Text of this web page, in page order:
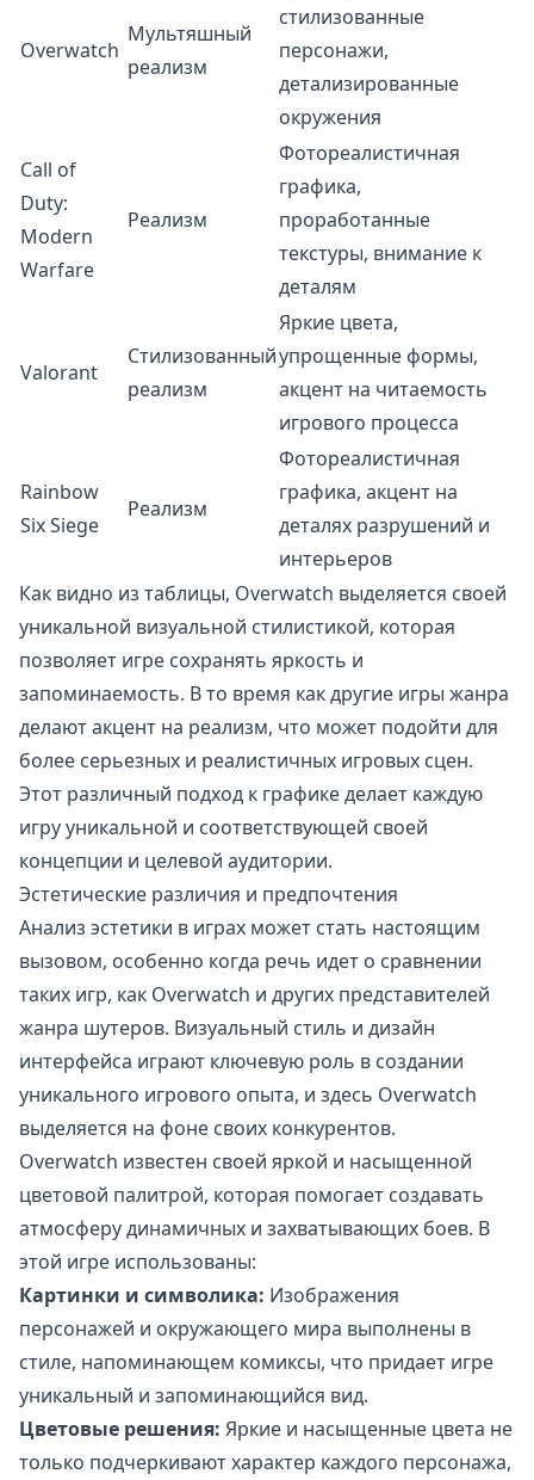
Overwatch
Мультяшный
реализм
стилизованные
персонажи,
детализированные
окружения
Call of
Duty:
Modern
Warfare
Реализм
Фотореалистичная
графика,
проработанные
текстуры, внимание к
деталям
Valorant
Стилизованный
реализм
Яркие цвета,
упрощенные формы,
акцент на читаемость
игрового процесса
Rainbow
Six Siege
Реализм
Фотореалистичная
графика, акцент на
деталях разрушений и
интерьеров
Как видно из таблицы, Overwatch выделяется своей
уникальной визуальной стилистикой, которая
позволяет игре сохранять яркость и
запоминаемость. В то время как другие игры жанра
делают акцент на реализм, что может подойти для
более серьезных и реалистичных игровых сцен.
Этот различный подход к графике делает каждую
игру уникальной и соответствующей своей
концепции и целевой аудитории.
Эстетические различия и предпочтения
Анализ эстетики в играх может стать настоящим
вызовом, особенно когда речь идет о сравнении
таких игр, как Overwatch и других представителей
жанра шутеров. Визуальный стиль и дизайн
интерфейса играют ключевую роль в создании
уникального игрового опыта, и здесь Overwatch
выделяется на фоне своих конкурентов.
Overwatch известен своей яркой и насыщенной
цветовой палитрой, которая помогает создавать
атмосферу динамичных и захватывающих боев. В
этой игре использованы:
Картинки и символика: Изображения
персонажей и окружающего мира выполнены в
стиле, напоминающем комиксы, что придает игре
уникальный и запоминающийся вид.
Цветовые решения: Яркие и насыщенные цвета не
только подчеркивают характер каждого персонажа,